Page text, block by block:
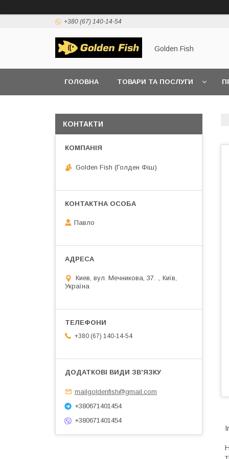
+380 (67) 140-14-54
Golden Fish
ГОЛОВНА ТОВАРИ ТА ПОСЛУГИ
КОНТАКТИ
Golden Fish (Голден Фіш)
Павло
Киев, вул. Мечникова, 37. ., Київ,
Україна
+380 (67) 140-14-54
mailgoldenfish@gmail.com
+380671401454
+380671401454